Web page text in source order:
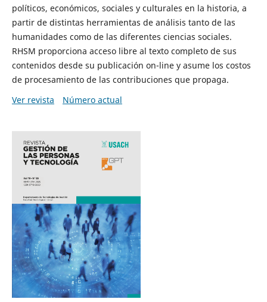
políticos, económicos, sociales y culturales en la historia, a
partir de distintas herramientas de análisis tanto de las
humanidades como de las diferentes ciencias sociales.
RHSM proporciona acceso libre al texto completo de sus
contenidos desde su publicación on-line y asume los costos
de procesamiento de las contribuciones que propaga.
Ver revista
Número actual